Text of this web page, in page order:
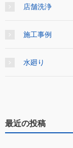
店舗洗浄
施工事例
水廻り
最近の投稿